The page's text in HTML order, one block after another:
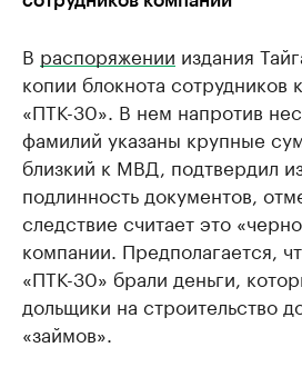
В распоряжении издания
копии блокнота сотрудников
«ПТК-30». В нем напротив
фамилий указаны крупные
близкий к МВД, подтвердил
подлинность документов,
следствие считает это
компании. Предполагается,
«ПТК-30» брали деньги,
дольщики на строительство
«займов».